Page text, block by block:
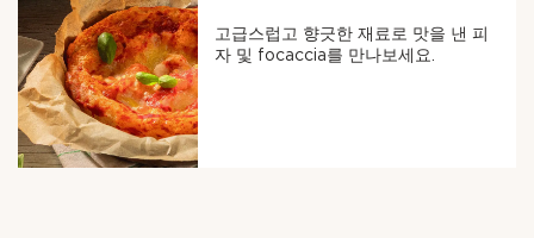
고급스럽고 향긋한 재료로 맛을 낸 피
자 및 focaccia를 만나보세요.